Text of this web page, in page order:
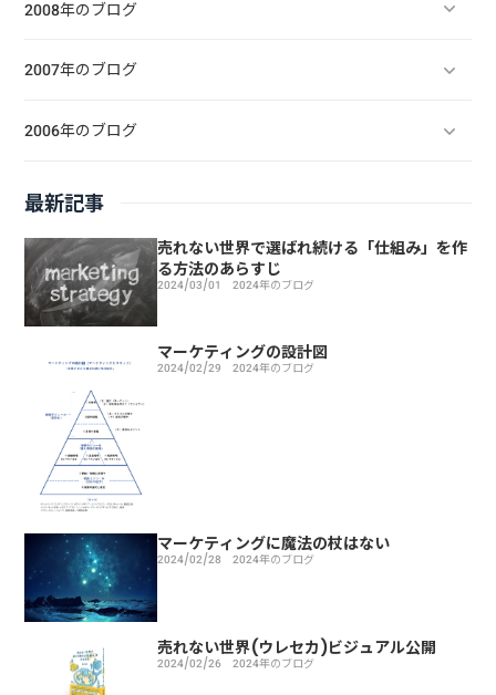
2008年のブログ
2007年のブログ
2006年のブログ
最新記事
売れない世界で選ばれ続ける「仕組み」を作
る方法のあらすじ
2024/03/01 2024年のブログ
マーケティングの設計図
2024/02/29 2024年のブログ
マーケティングに魔法の杖はない
2024/02/28 2024年のブログ
売れない世界(ウレセカ)ビジュアル公開
2024/02/26 2024年のブログ